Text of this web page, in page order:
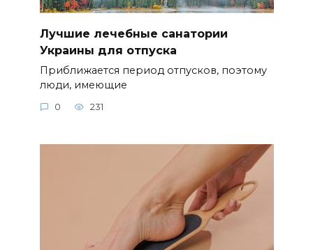
Лучшие лечебные санатории
Украины для отпуска
Приближается период отпусков, поэтому
люди, имеющие
0 231